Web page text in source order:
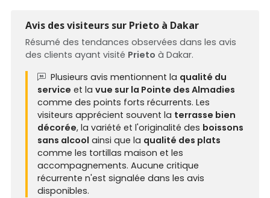
Avis des visiteurs sur Prieto à Dakar
Résumé des tendances observées dans les avis
des clients ayant visité Prieto à Dakar.
Plusieurs avis mentionnent la qualité du
service et lavue sur la Pointe des Almadies
comme des points forts récurrents. Les
visiteurs apprécient souvent la terrasse bien
décorée, la variété et l'originalité des boissons
sans alcool ainsi que la qualité des plats
comme les tortillas maison et les
accompagnements. Aucune critique
récurrente n'est signalée dans les avis
disponibles.